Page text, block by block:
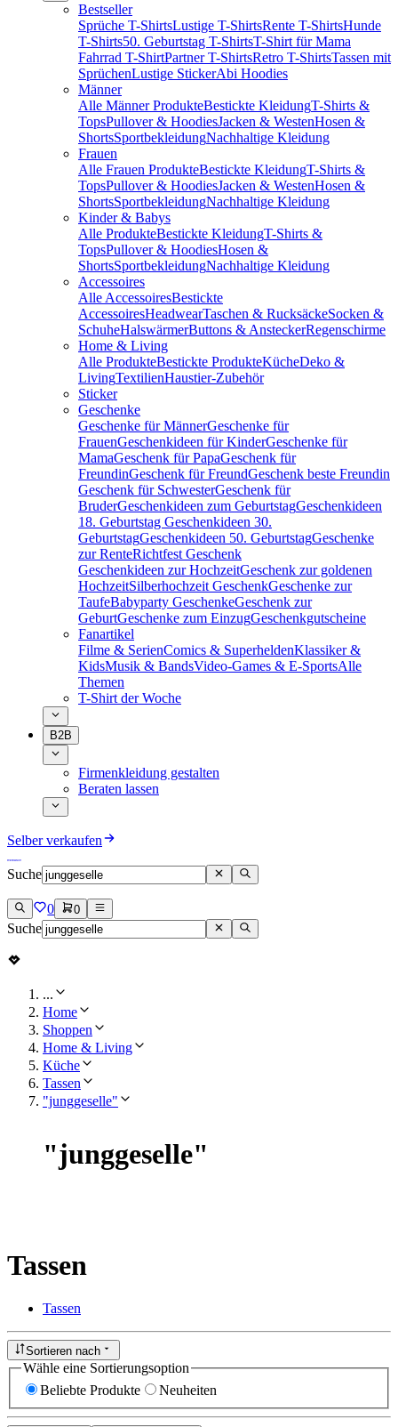
Bestseller
Sprüche T-ShirtsLustige T-ShirtsRente T-ShirtsHunde
T-Shirts50. Geburtstag T-ShirtsT-Shirt für Mama
Fahrrad T-ShirtPartner T-ShirtsRetro T-ShirtsTassen mit
SprüchenLustige StickerAbi Hoodies
Männer
Alle Männer ProdukteBestickte KleidungT-Shirts &
TopsPullover & HoodiesJacken & WestenHosen &
ShortsSportbekleidungNachhaltige Kleidung
Frauen
Alle Frauen ProdukteBestickte KleidungT-Shirts &
TopsPullover & HoodiesJacken & WestenHosen &
ShortsSportbekleidungNachhaltige Kleidung
Kinder & Babys
Alle ProdukteBestickte KleidungT-Shirts &
TopsPullover & HoodiesHosen &
ShortsSportbekleidungNachhaltige Kleidung
Accessoires
Alle AccessoiresBestickte
AccessoiresHeadwearTaschen & RucksäckeSocken &
SchuheHalswärmerButtons & AnsteckerRegenschirme
Home & Living
Alle ProdukteBestickte ProdukteKücheDeko &
LivingTextilienHaustier-Zubehör
Sticker
Geschenke
Geschenke für MännerGeschenke für
FrauenGeschenkideen für KinderGeschenke für
MamaGeschenk für PapaGeschenk für
FreundinGeschenk für FreundGeschenk beste Freundin
Geschenk für SchwesterGeschenk für
BruderGeschenkideen zum GeburtstagGeschenkideen
18. Geburtstag Geschenkideen 30.
GeburtstagGeschenkideen 50. GeburtstagGeschenke
zur RenteRichtfest Geschenk
Geschenkideen zur HochzeitGeschenk zur goldenen
HochzeitSilberhochzeit GeschenkGeschenke zur
TaufeBabyparty GeschenkeGeschenk zur
GeburtGeschenke zum EinzugGeschenkgutscheine
Fanartikel
Filme & SerienComics & SuperheldenKlassiker &
KidsMusik & BandsVideo-Games & E-SportsAlle
Themen
T-Shirt der Woche
B2B
Firmenkleidung gestalten
Beraten lassen
Selber verkaufen
Suche
0 0
Suche
...
Home
Shoppen
Home & Living
Küche
Tassen
"junggeselle"
"junggeselle"
Tassen
Tassen
Sortieren nach
Wähle eine Sortierungsoption
Beliebte Produkte
Neuheiten